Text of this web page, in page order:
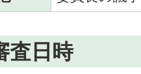
査日時